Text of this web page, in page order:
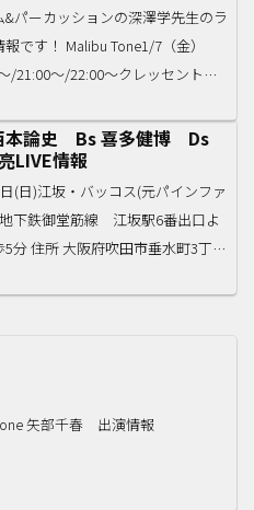
ッジとの...
&パーカッションの深澤学先生のラ
報です！ Malibu Tone1/7（金）
/21:00〜/22:00〜クレッセント
ノールビル2Ftel: 06-6324-5177...
本論史 Bs 喜多健博 Ds
LIVE情報
(日)江坂・バッコス(元パインファ
下鉄御堂筋線 江坂駅6番出口よ
5分 住所 大阪府吹田市垂水町3丁目
矢部千春 出演情報